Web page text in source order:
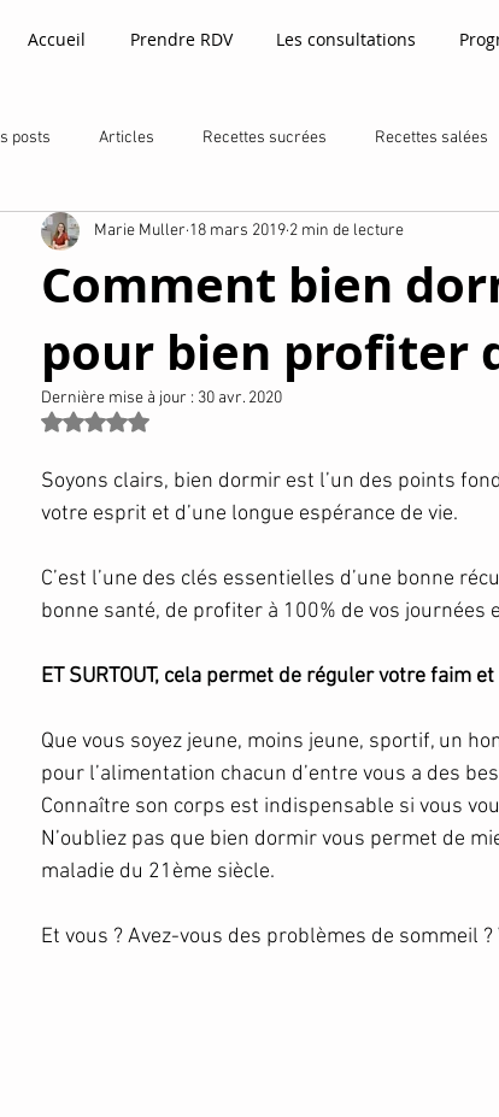
Accueil Prendre RDV Les consultations
posts Articles Recettes sucrées Recettes salées
Comment bien
pour bien profiter
Marie Muller 18 mars 2019 2 min de lecture
Dernière mise à jour : 30 avr. 2020
Noté NaN étoiles sur 5.
Soyons clairs, bien dormir est l’un des points
votre esprit et d’une longue espérance de vie.
C’est l’une des clés essentielles d’une bonne
bonne santé, de profiter à 100% de vos journées
ET SURTOUT, cela permet de réguler votre faim
Que vous soyez jeune, moins jeune, sportif, un
pour l’alimentation chacun d’entre vous a des
Connaître son corps est indispensable si vous
N’oubliez pas que bien dormir vous permet de
maladie du 21ème siècle.
Et vous ? Avez-vous des problèmes de sommeil